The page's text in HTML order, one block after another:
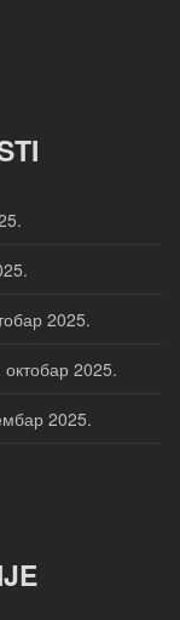
2025.
октобар 2025.
2025.